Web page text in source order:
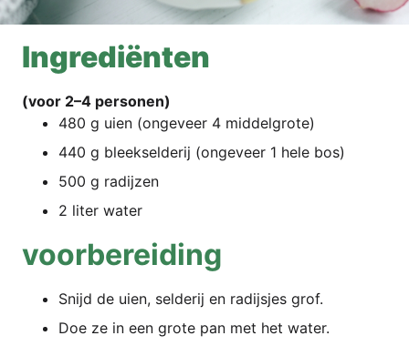
Ingre­diën­ten
(voor 2–4 personen)
480 g uien (onge­ve­er 4 middelgrote)
440 g bleek­sel­de­rij (onge­ve­er 1 hele bos)
500 g radijzen
2 liter water
voor­be­rei­ding
Snijd de uien, sel­de­rij en rad­ijs­jes grof.
Doe ze in een gro­te pan met het water.